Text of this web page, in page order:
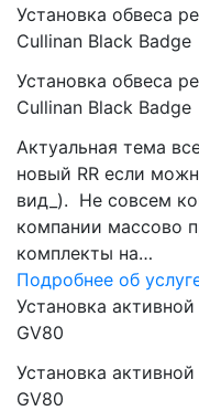
Установка обвеса
Cullinan Black Badge
Установка обвеса
Cullinan Black Badge
Актуальная тема
новый RR если
вид_). Не совсем
компании массово
комплекты на…
Подробнее об
Установка
GV80
Установка
GV80